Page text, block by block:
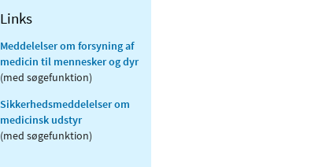
Links
Meddelelser om forsyning af
medicin til mennesker og dyr
(med søgefunktion)
Sikkerhedsmeddelelser om
medicinsk udstyr
(med søgefunktion)